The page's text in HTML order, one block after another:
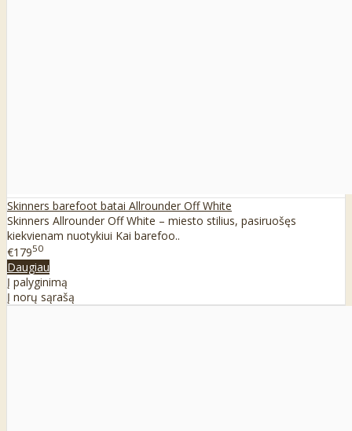
Skinners barefoot batai Allrounder Off White
Skinners Allrounder Off White – miesto stilius, pasiruošęs
kiekvienam nuotykiui Kai barefoo..
€17950
Daugiau
Į palyginimą
Į norų sąrašą